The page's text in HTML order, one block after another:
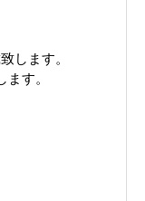
します。
す。